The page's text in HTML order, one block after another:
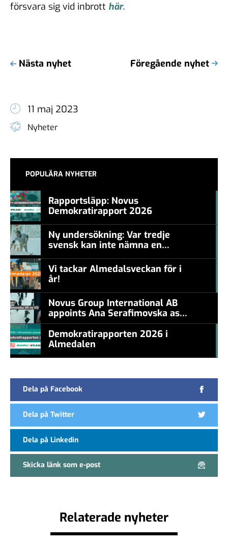
försvara sig vid inbrott här.
Nästa nyhet Föregående nyhet
11 maj 2023
Nyheter
POPULÄRA NYHETER
Rapportsläpp: Novus
Demokratirapport 2026
Ny undersökning: Var tredje
svensk kan inte nämna en
levande konstnär
Vi tackar Almedalsveckan för i
år!
Novus Group International AB
appoints Ana Serafimovska as
new CEO
Demokratirapporten 2026 i
Almedalen
Dela på Facebook
Dela på Twitter
Dela på Linkedin
Skicka länk som e-post
Relaterade nyheter